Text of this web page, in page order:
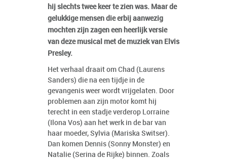
hij slechts twee keer te zien was. Maar de
gelukkige mensen die erbij aanwezig
mochten zijn zagen een heerlijk versie
van deze musical met de muziek van Elvis
Presley.
Het verhaal draait om Chad (Laurens
Sanders) die na een tijdje in de
gevangenis weer wordt vrijgelaten. Door
problemen aan zijn motor komt hij
terecht in een stadje verderop Lorraine
(Ilona Vos) aan het werk in de bar van
haar moeder, Sylvia (Mariska Switser).
Dan komen Dennis (Sonny Monster) en
Natalie (Serina de Rijke) binnen. Zoals